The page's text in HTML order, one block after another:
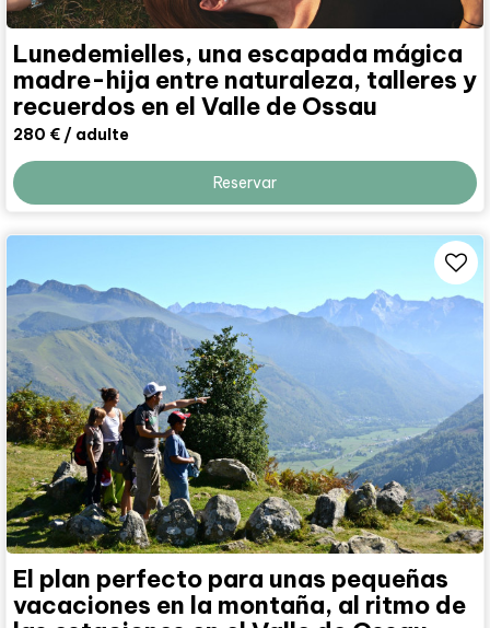
Lunedemielles, una escapada mágica
madre-hija entre naturaleza, talleres y
recuerdos en el Valle de Ossau
280 € / adulte
Reservar
El plan perfecto para unas pequeñas
vacaciones en la montaña, al ritmo de